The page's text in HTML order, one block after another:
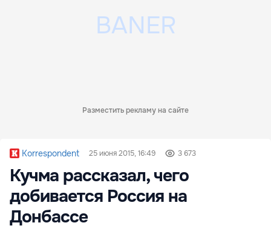
Разместить рекламу на сайте
Korrespondent 25 июня 2015, 16:49 3 673
Кучма рассказал, чего
добивается Россия на
Донбассе